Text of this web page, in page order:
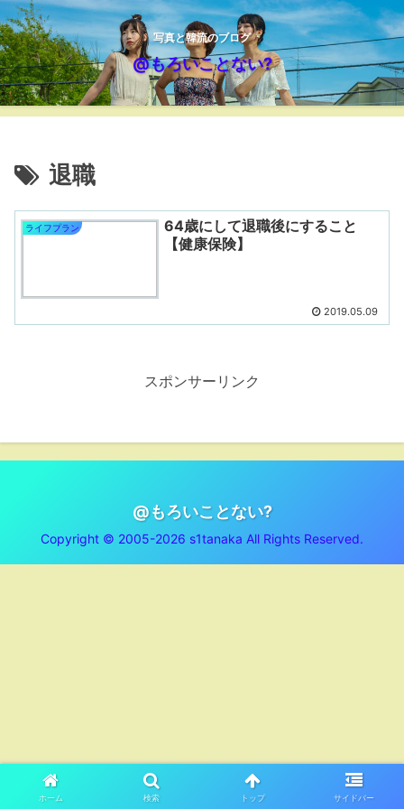
写真と韓流のブログ
@もろいことない?
退職
ライフプラン
64歳にして退職後にすること
【健康保険】
2019.05.09
スポンサーリンク
@もろいことない?
Copyright © 2005-2026 s1tanaka All Rights Reserved.
ホーム 検索 トップ サイドバー